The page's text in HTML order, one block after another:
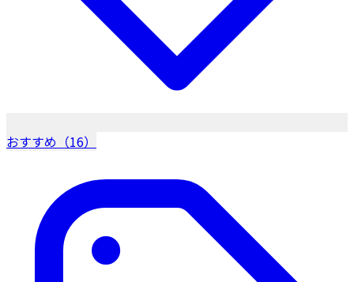
おすすめ（16）